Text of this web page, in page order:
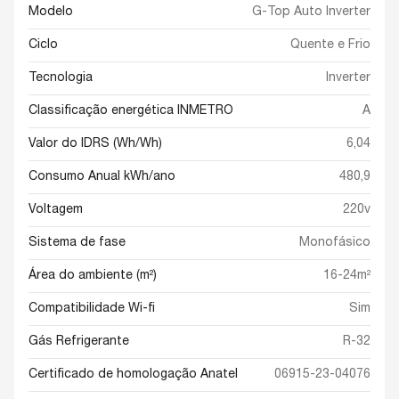
Modelo G-Top Auto Inverter
Ciclo Quente e Frio
Tecnologia Inverter
Classificação energética INMETRO A
Valor do IDRS (Wh/Wh) 6,04
Consumo Anual kWh/ano 480,9
Voltagem 220v
Sistema de fase Monofásico
Área do ambiente (m²) 16-24m²
Compatibilidade Wi-fi Sim
Gás Refrigerante R-32
Certificado de homologação Anatel 06915-23-04076